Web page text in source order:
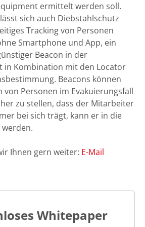
ermittelt werden soll.
sich auch Diebstahlschutz
Tracking von Personen
Smartphone und App, ein
Beacon in der
in Kombination mit den Locator
Beacons können
von Personen im Evakuierungsfall
zu stellen, dass der Mitarbeiter
bei sich trägt, kann er in die
Ihnen gern weiter: E-Mail
Whitepaper